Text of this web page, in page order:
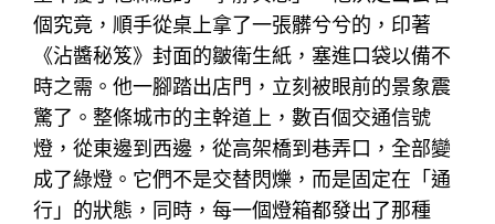
個究竟，順手從桌上拿了一張髒兮兮的，印著
《沾醬秘笈》封面的皺衛生紙，塞進口袋以備不
時之需。他一腳踏出店門，立刻被眼前的景象震
驚了。整條城市的主幹道上，數百個交通信號
燈，從東邊到西邊，從高架橋到巷弄口，全部變
成了綠燈。它們不是交替閃爍，而是固定在「通
行」的狀態，同時，每一個燈箱都發出了那種